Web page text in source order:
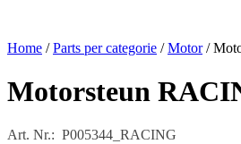
Home /Parts per categorie /Motor/
Motorsteun
Art. Nr.: P005344_RACING